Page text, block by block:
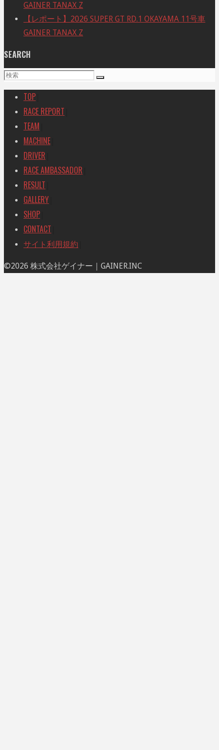
GAINER TANAX Z
【レポート】2026 SUPER GT RD.1 OKAYAMA 11号車
GAINER TANAX Z
SEARCH
検
索
検
索
TOP
RACE REPORT
TEAM
MACHINE
DRIVER
RACE AMBASSADOR
RESULT
GALLERY
SHOP
CONTACT
サイト利用規約
ト
©2026 株式会社ゲイナー｜GAINER.INC